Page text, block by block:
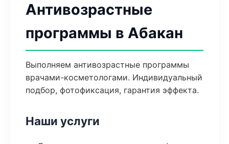
Антивозрастные
программы в Абакан
Выполняем антивозрастные программы
врачами-косметологами. Индивидуальный
подбор, фотофиксация, гарантия эффекта.
Наши услуги